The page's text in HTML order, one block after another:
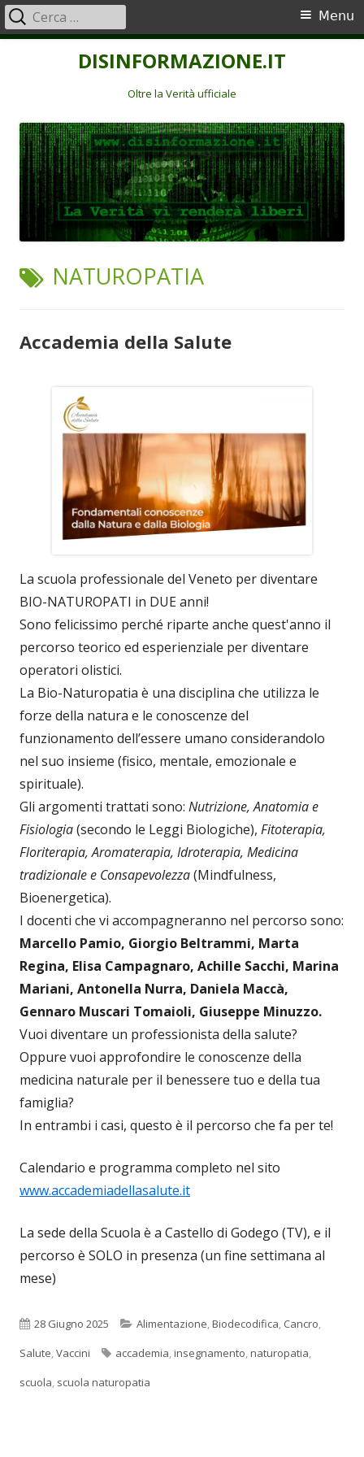
DISINFORMAZIONE.IT
Oltre la Verità ufficiale
Menu
principale
Menu
Ricerca
per:
TAG:
NATUROPATIA
Accademia della Salute
La scuola professionale del Veneto per diventare
BIO-NATUROPATI in DUE anni!
Sono felicissimo perché riparte anche quest'anno il
percorso teorico ed esperienziale per diventare
operatori olistici.
La Bio-Naturopatia è una disciplina che utilizza le
forze della natura e le conoscenze del
funzionamento dell’essere umano considerandolo
nel suo insieme (fisico, mentale, emozionale e
spirituale).
Gli argomenti trattati sono: Nutrizione, Anatomia e
Fisiologia(secondo le Leggi Biologiche), Fitoterapia,
Floriterapia, Aromaterapia, Idroterapia, Medicina
tradizionale e Consapevolezza(Mindfulness,
Bioenergetica).
I docenti che vi accompagneranno nel percorso sono:
Marcello Pamio, Giorgio Beltrammi, Marta
Regina, Elisa Campagnaro, Achille Sacchi, Marina
Mariani, Antonella Nurra, Daniela Maccà,
Gennaro Muscari Tomaioli, Giuseppe Minuzzo.
Vuoi diventare un professionista della salute?
Oppure vuoi approfondire le conoscenze della
medicina naturale per il benessere tuo e della tua
famiglia?
In entrambi i casi, questo è il percorso che fa per te!
Calendario e programma completo nel sito
www.accademiadellasalute.it
La sede della Scuola è a Castello di Godego (TV), e il
percorso è SOLO in presenza (un fine settimana al
mese)
Pubblicato
28 Giugno 2025 Categorie
Alimentazione,Biodecodifica, Cancro,
Salute,Vaccini Tag
accademia,insegnamento,naturopatia,
scuola, scuola naturopatia